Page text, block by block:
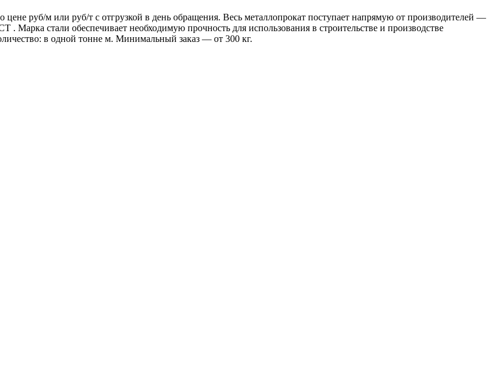
руб/м или руб/т с отгрузкой в день обращения. Весь металлопрокат поступает напрямую от производителей —
стали обеспечивает необходимую прочность для использования в строительстве и производстве
в одной тонне м. Минимальный заказ — от 300 кг.